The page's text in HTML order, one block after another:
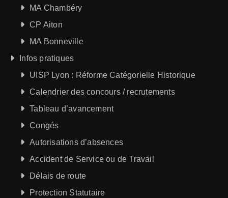
MA Chambéry
CP Aiton
MA Bonneville
Infos pratiques
UISP Lyon : Réforme Catégorielle Historique
Calendrier des concours / recrutements
Tableau d’avancement
Congés
Autorisations d’absences
Accident de Service ou de Travail
Délais de route
Protection Statutaire